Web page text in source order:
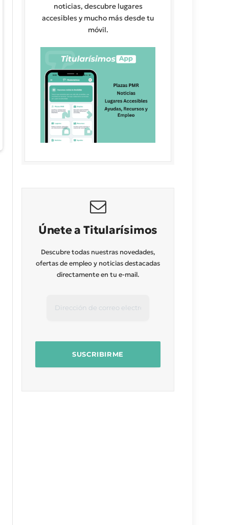
noticias, descubre lugares
accesibles y mucho más desde tu
móvil.
Únete a Titularísimos
Descubre todas nuestras novedades,
ofertas de empleo y noticias destacadas
directamente en tu e-mail.